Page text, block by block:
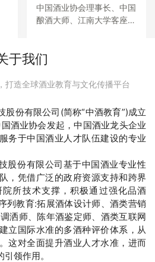
中国酒业协会理事长、中国
酿酒大师、江南大学客座教
于我们
打造全球酒业教育与文化传播平台
股份有限公司(简称“中酒教育”)成立
酒业协会发起，中国酒业龙头企业
务于中国酒业人才队伍建设的专业
股份有限公司基于中国酒业专业性
，凭借广泛的政府资源支持和跨界
所技术支撑，积极通过强化品酒
列教育:拓展酒体设计师、酒类营销
洒师、陈年酒鉴定师、酒类互联网
立国际水准的多酒种评价体系，从
这对全面提升酒业人才水准，进而
领作用。